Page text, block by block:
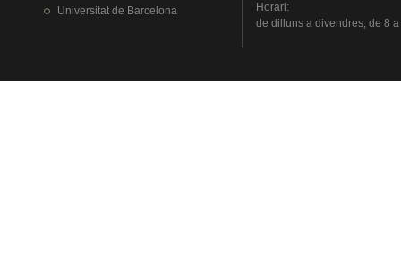
Universitat de Barcelona Horari:
de dillunsa divendres, de 8